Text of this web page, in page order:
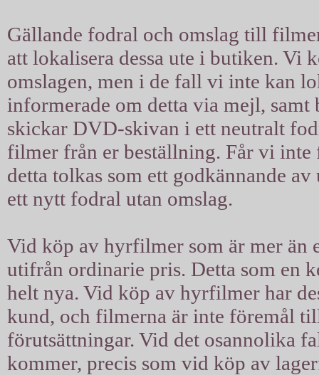
Gällande fodral och omslag till
att lokalisera dessa ute i butiken. Vi
omslagen, men i de fall vi inte kan
informerade om detta via mejl,
skickar DVD-skivan i ett neutralt
filmer från er beställning. Får vi
detta tolkas som ett godkännande
ett nytt fodral utan omslag.
Vid köp av hyrfilmer som är mer än
utifrån ordinarie pris. Detta som en
helt nya. Vid köp av hyrfilmer har
kund, och filmerna är inte föremål
förutsättningar. Vid det osannolika
kommer, precis som vid köp av